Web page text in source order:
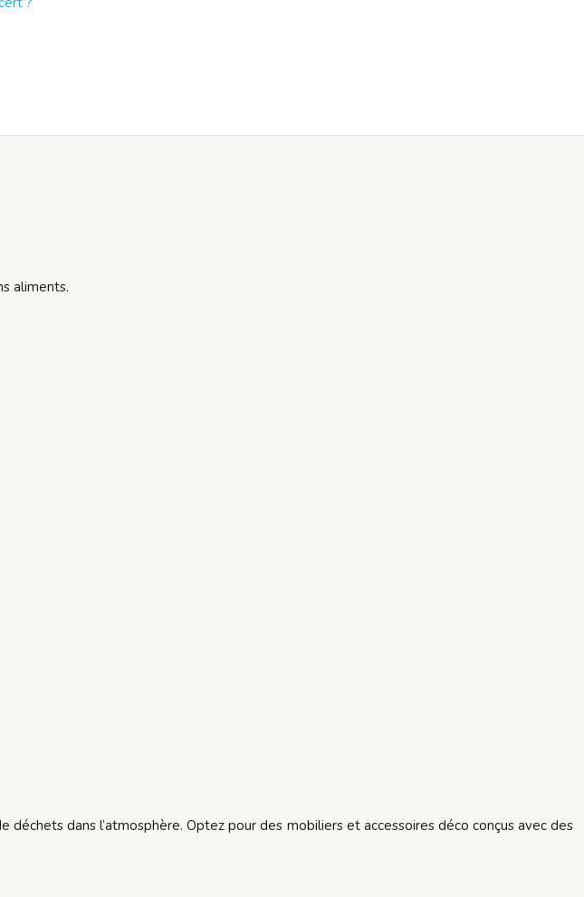
aliments.
dans l’atmosphère. Optez pour des mobiliers et accessoires déco conçus avec des